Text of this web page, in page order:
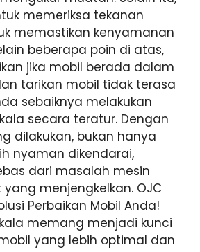
memeriksa tekanan
memastikan kenyamanan
beberapa poin di atas,
jika mobil berada dalam
tarikan mobil tidak terasa
sebaiknya melakukan
secara teratur. Dengan
dilakukan, bukan hanya
nyaman dikendarai,
dari masalah mesin
menjengkelkan. OJC
Perbaikan Mobil Anda!
memang menjadi kunci
yang lebih optimal dan